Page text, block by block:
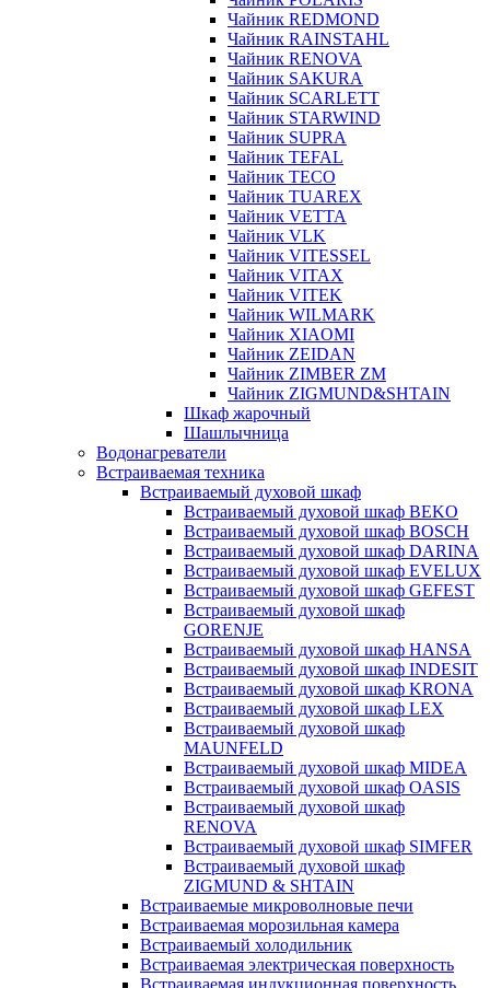
Чайник REDMOND
Чайник RAINSTAHL
Чайник RENOVA
Чайник SAKURA
Чайник SCARLETT
Чайник STARWIND
Чайник SUPRA
Чайник TEFAL
Чайник TECO
Чайник TUAREX
Чайник VETTA
Чайник VLK
Чайник VITESSEL
Чайник VITAX
Чайник VITEK
Чайник WILMARK
Чайник XIAOMI
Чайник ZEIDAN
Чайник ZIMBER ZM
Чайник ZIGMUND&SHTAIN
Шкаф жарочный
Шашлычница
Водонагреватели
Встраиваемая техника
Встраиваемый духовой шкаф
Встраиваемый духовой шкаф BEKO
Встраиваемый духовой шкаф BOSCH
Встраиваемый духовой шкаф DARINA
Встраиваемый духовой шкаф EVELUX
Встраиваемый духовой шкаф GEFEST
Встраиваемый духовой шкаф
GORENJE
Встраиваемый духовой шкаф HANSA
Встраиваемый духовой шкаф INDESIT
Встраиваемый духовой шкаф KRONA
Встраиваемый духовой шкаф LEX
Встраиваемый духовой шкаф
MAUNFELD
Встраиваемый духовой шкаф MIDEA
Встраиваемый духовой шкаф OASIS
Встраиваемый духовой шкаф
RENOVA
Встраиваемый духовой шкаф SIMFER
Встраиваемый духовой шкаф
ZIGMUND & SHTAIN
Встраиваемые микроволновые печи
Встраиваемая морозильная камера
Встраиваемый холодильник
Встраиваемая электрическая поверхность
Встраиваемая индукционная поверхность